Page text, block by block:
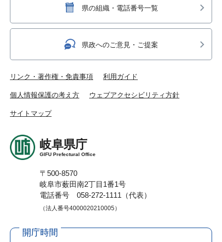
県の組織・電話番号一覧
県政へのご意見・ご提案
リンク・著作権・免責事項 利用ガイド
個人情報保護の考え方 ウェブアクセシビリティ方針
サイトマップ
岐阜県庁
GIFU Prefectural Office
〒500-8570
岐阜市薮田南2丁目1番1号
電話番号 058-272-1111（代表）
（法人番号4000020210005）
開庁時間